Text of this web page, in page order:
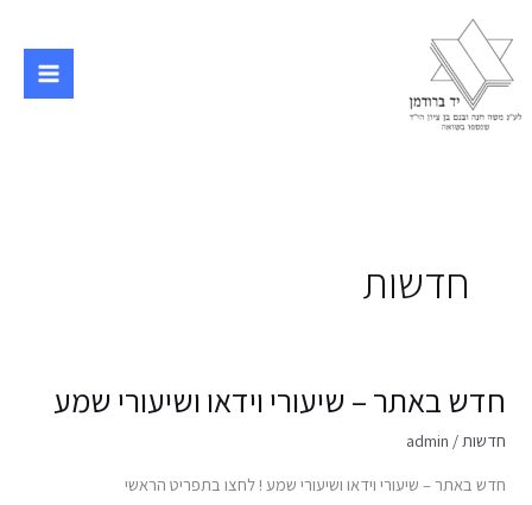
לתוכן
חדשות
חדש באתר – שיעורי וידאו ושיעורי שמע
חדשות/
admin
חדש באתר – שיעורי וידאו ושיעורי שמע ! לחצו בתפריט הראשי
חדש
–
שיעורי